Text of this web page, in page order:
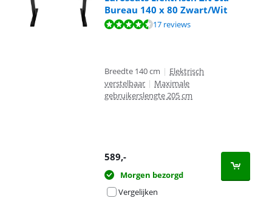
Bureau 140 x 80 Zwart/Wit
Beoordeling is 9,1 van de 10, gebaseerd op 17 reviews.
17 reviews
Breedte 140 cm | Elektrisch
verstelbaar | Maximale
gebruikerslengte 205 cm
589,-
Morgen bezorgd
Vergelijken